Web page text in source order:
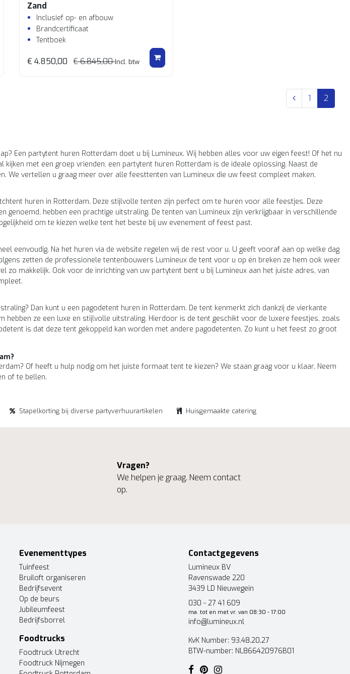
Zand
Inclusief op- en afbouw
Brandcertificaat
Tentboek
€ 4.850,00 € 6.845,00Incl. btw
1 2
Een partytent huren Rotterdam doet u bij Lumineux. Wij hebben alles voor uw eigen feest! Of het nu
met een groep vrienden, een partytent huren Rotterdam is de ideale oplossing. Naast de
We vertellen u graag meer over alle feesttenten van Lumineux die uw feest compleet maken.
huren in Rotterdam. Deze stijlvolle tenten zijn perfect om te huren voor alle feestjes. Deze
hebben een prachtige uitstraling. De tenten van Lumineux zijn verkrijgbaar in verschillende
om te kiezen welke tent het beste bij uw evenement of feest past.
eenvoudig. Na het huren via de website regelen wij de rest voor u. U geeft vooraf aan op welke dag
zetten de professionele tentenbouwers Lumineux de tent voor u op én breken ze hem ook weer
zo makkelijk. Ook voor de inrichting van uw partytent bent u bij Lumineux aan het juiste adres, van
Dan kunt u een pagodetent huren in Rotterdam. De tent kenmerkt zich dankzij de vierkante
hebben ze een luxe en stijlvolle uitstraling. Hierdoor is de tent geschikt voor de luxere feestjes, zoals
is dat deze tent gekoppeld kan worden met andere pagodetenten. Zo kunt u het feest zo groot
Of heeft u hulp nodig om het juiste formaat tent te kiezen? We staan graag voor u klaar. Neem
of te bellen.
Stapelkorting bij diverse partyverhuurartikelen Huisgemaakte catering
Vragen?
We helpen je graag. Neem contact
op.
Evenementtypes
Tuinfeest
Bruiloft organiseren
Bedrijfsevent
Op de beurs
Jubileumfeest
Bedrijfsborrel
Foodtrucks
Foodtruck Utrecht
Foodtruck Nijmegen
Contactgegevens
Lumineux BV
Ravenswade 220
3439 LD Nieuwegein
030 - 27 41 609
ma. tot en met vr. van 08:30 - 17:00
info@lumineux.nl
KvK Number: 93.48.20.27
BTW-number: NL866420976B01